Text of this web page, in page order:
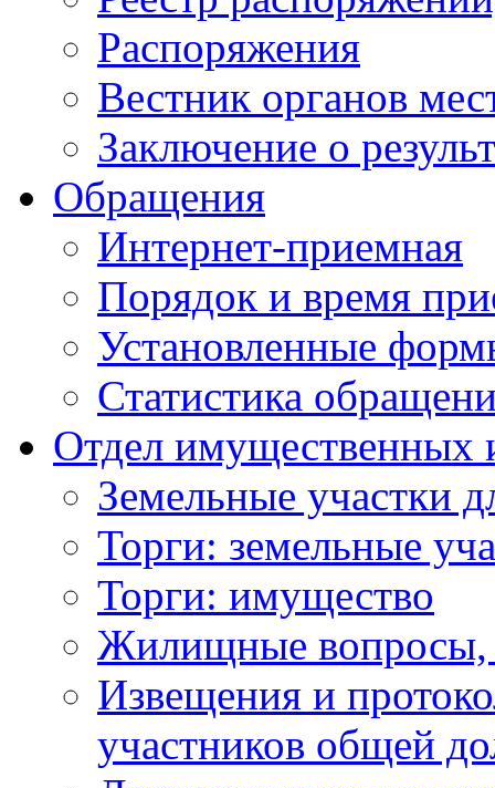
Распоряжения
Вестник органов
Заключение о
Обращения
Интернет-приемная
Порядок и время
Установленные
Статистика
Отдел имущественных
Земельные участки
Торги: земельные
Торги: имущество
Жилищные вопросы,
Извещения и
участников общей